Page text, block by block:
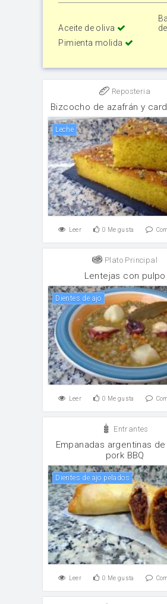
Aceite de oliva
Pimienta molida
Reposteria
Bizcocho de azafrán y
leche
Leer 0 Me gusta
Plato Principal
Lentejas con pulpo
Dientes de ajo
Leer 0 Me gusta
Entrantes
Empanadas argentinas
pork BBQ
Dientes de ajo pelados
Leer 0 Me gusta